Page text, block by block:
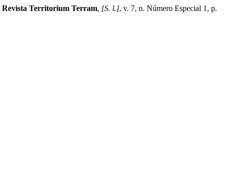
Revista Territorium Terram, [S. l.], v. 7, n. Número Especial 1, p.